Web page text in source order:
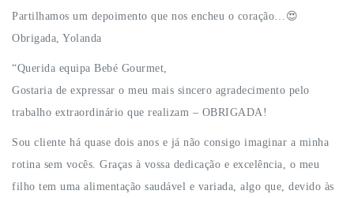
Partilhamos um depoimento que nos encheu o coração…😍
Obrigada, Yolanda
“Querida equipa Bebé Gourmet,
Gostaria de expressar o meu mais sincero agradecimento pelo
trabalho extraordinário que realizam – OBRIGADA!
Sou cliente há quase dois anos e já não consigo imaginar a minha
rotina sem vocês. Graças à vossa dedicação e excelência, o meu
filho tem uma alimentação saudável e variada, algo que, devido às